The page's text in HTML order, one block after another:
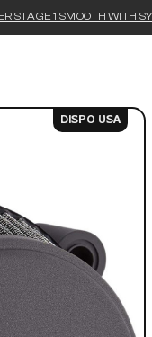
COMPLÈTE
& ACCESSOIRES
ET MESURE
D'ALLUMAGE
BAGAGERIE
ACCESSOIRES
PAREBRISES
AUDIO, VIDÉO
STAGE 1 SMOOTH WITH
DISPO USA